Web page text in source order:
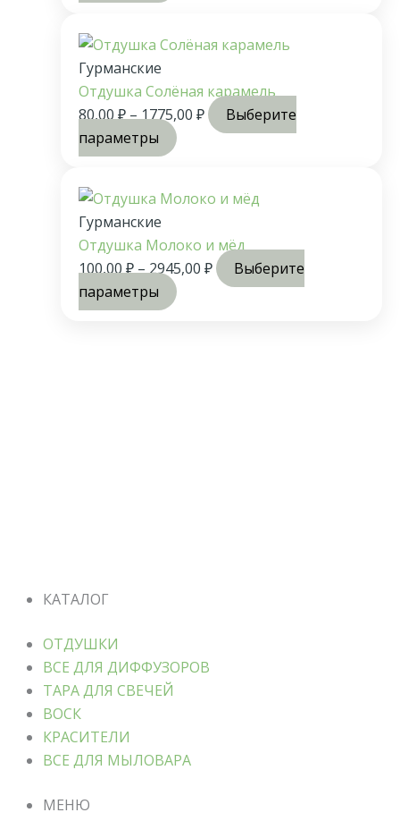
Гурманские
Отдушка Солёная карамель
80,00₽–1775,00 ₽
Выберите
параметры
Гурманские
Отдушка Молоко и мёд
100,00₽–2945,00 ₽
Выберите
параметры
КАТАЛОГ
ОТДУШКИ
ВСЕ ДЛЯ ДИФФУЗОРОВ
ТАРА ДЛЯ СВЕЧЕЙ
ВОСК
КРАСИТЕЛИ
ВСЕ ДЛЯ МЫЛОВАРА
МЕНЮ